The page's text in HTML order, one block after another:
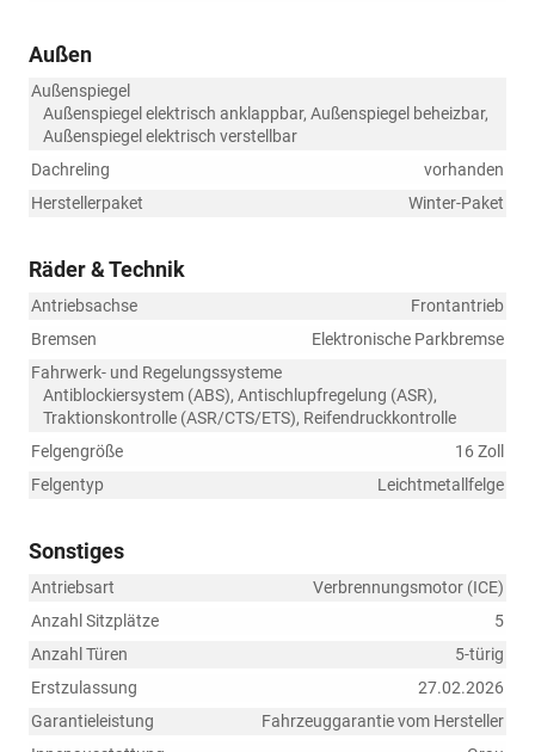
Außen
Außenspiegel
Außenspiegel elektrisch anklappbar, Außenspiegel beheizbar,
Außenspiegel elektrisch verstellbar
Dachreling
vorhanden
Herstellerpaket
Winter-Paket
Räder & Technik
Antriebsachse
Frontantrieb
Bremsen
Elektronische Parkbremse
Fahrwerk- und Regelungssysteme
Antiblockiersystem (ABS), Antischlupfregelung (ASR),
Traktionskontrolle (ASR/CTS/ETS), Reifendruckkontrolle
Felgengröße
16 Zoll
Felgentyp
Leichtmetallfelge
Sonstiges
Antriebsart
Verbrennungsmotor (ICE)
Anzahl Sitzplätze
5
Anzahl Türen
5-türig
Erstzulassung
27.02.2026
Garantieleistung
Fahrzeuggarantie vom Hersteller